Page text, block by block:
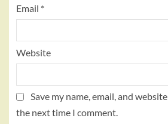
Email *
Website
Save my name, email, and
the next time I comment.